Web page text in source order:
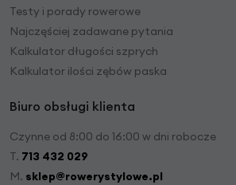
Testy i porady rowerowe
Najczęściej zadawane pytania
Kalkulator długości szprych
Kalkulator ilości zębów paska
Biuro obsługi klienta
Czynne od 8:00 do 16:00 w dni robocze
T. 713 432 029
M. sklep@rowerystylowe.pl